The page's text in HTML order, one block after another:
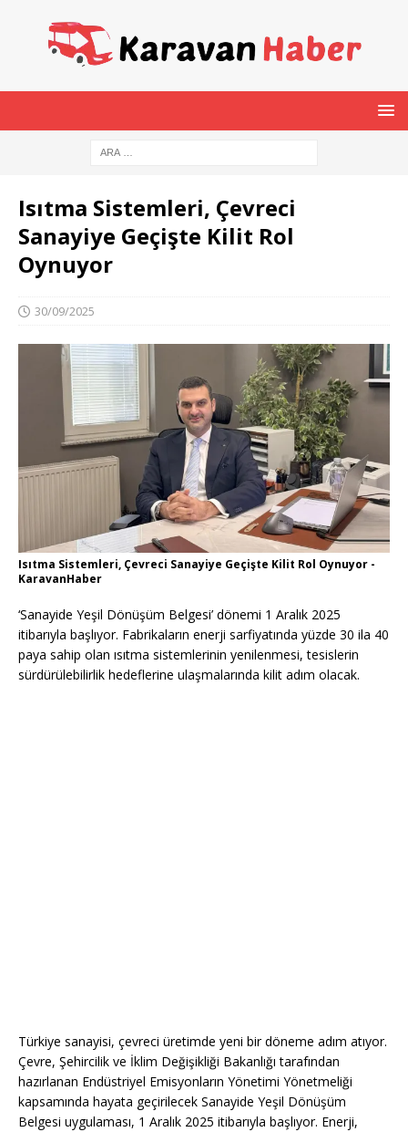
Isıtma Sistemleri, Çevreci
Sanayiye Geçişte Kilit Rol
Oynuyor
30/09/2025
Isıtma Sistemleri, Çevreci Sanayiye Geçişte Kilit Rol Oynuyor -
KaravanHaber
‘Sanayide Yeşil Dönüşüm Belgesi’ dönemi 1 Aralık 2025
itibarıyla başlıyor. Fabrikaların enerji sarfiyatında yüzde 30 ila 40
paya sahip olan ısıtma sistemlerinin yenilenmesi, tesislerin
sürdürülebilirlik hedeflerine ulaşmalarında kilit adım olacak.
Türkiye sanayisi, çevreci üretimde yeni bir döneme adım atıyor.
Çevre, Şehircilik ve İklim Değişikliği Bakanlığı tarafından
hazırlanan Endüstriyel Emisyonların Yönetimi Yönetmeliği
kapsamında hayata geçirilecek Sanayide Yeşil Dönüşüm
Belgesi uygulaması, 1 Aralık 2025 itibarıyla başlıyor. Enerji,